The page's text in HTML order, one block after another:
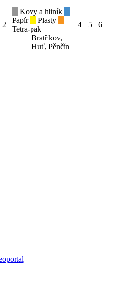
2
Kovy a hliník
Papír
Plasty
Tetra-pak
Bratříkov,
Huť, Pěnčín
4 5 6